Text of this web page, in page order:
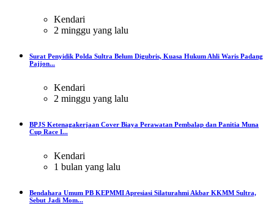
Kendari
2 minggu yang lalu
Surat Penyidik Polda Sultra Belum Digubris, Kuasa Hukum Ahli Waris Padang
Pajjon...
Kendari
2 minggu yang lalu
BPJS Ketenagakerjaan Cover Biaya Perawatan Pembalap dan Panitia Muna
Cup Race I...
Kendari
1 bulan yang lalu
Bendahara Umum PB KEPMMI Apresiasi Silaturahmi Akbar KKMM Sultra,
Sebut Jadi Mom...